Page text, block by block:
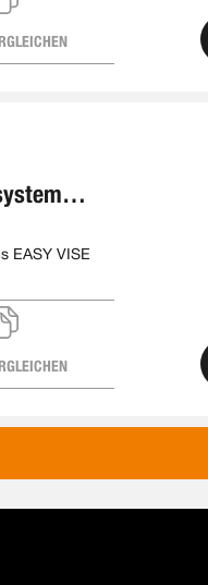
EASY VISE